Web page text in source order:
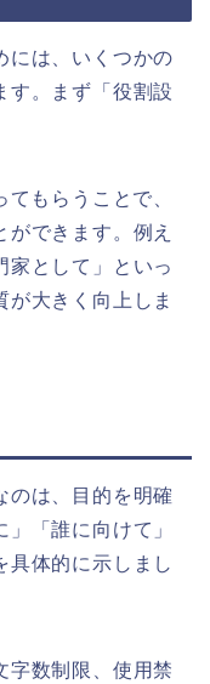
には、いくつかの
す。まず「役割設
もらうことで、
できます。例え
家として」といっ
大きく向上しま
のは、目的を明確
「誰に向けて」
具体的に示しまし
字数制限、使用禁